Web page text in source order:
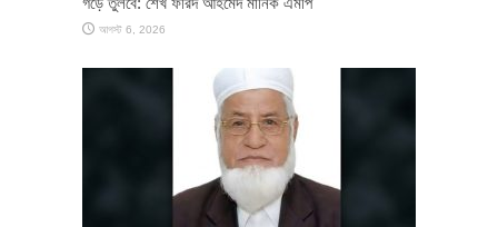
আগস্ট 6, 2026